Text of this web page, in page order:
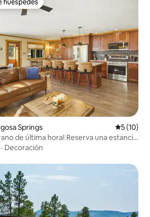
Favorito entre huéspedes
huéspedes
Springs
5 (10)
de última hora! Reserva una estancia
31/7,
· Decoración